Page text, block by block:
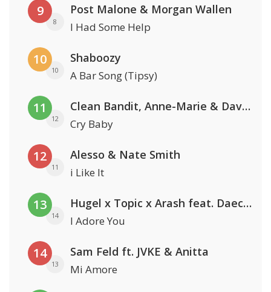
9
8
Post Malone & Morgan Wallen
I Had Some Help
10
10
Shaboozy
A Bar Song (Tipsy)
11
12
Clean Bandit, Anne-Marie & David Guetta
Cry Baby
12
11
Alesso & Nate Smith
i Like It
13
14
Hugel x Topic x Arash feat. Daecolm
I Adore You
14
13
Sam Feld ft. JVKE & Anitta
Mi Amore